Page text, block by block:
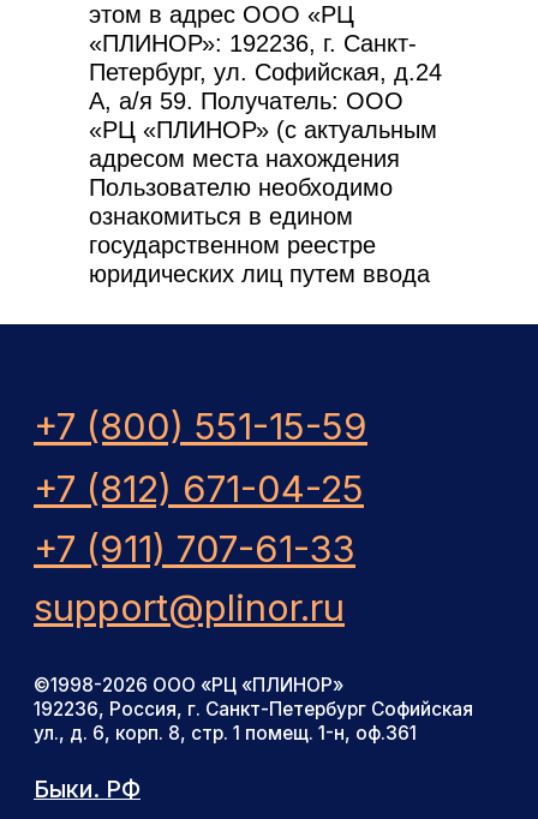
этом в адрес ООО «РЦ
«ПЛИНОР»: 192236, г. Санкт-
Петербург, ул. Софийская, д.24
А, а/я 59. Получатель: ООО
«РЦ «ПЛИНОР» (с актуальным
адресом места нахождения
Пользователю необходимо
ознакомиться в едином
государственном реестре
юридических лиц путем ввода
«Интернет»
1027809004189), и/или по
электронной почте по адресу:
support@plinor.ru